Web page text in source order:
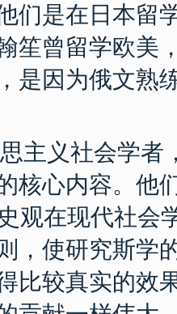
们是在日本留
笙曾留学欧美
是因为俄文熟
主义社会学者
核心内容。他
观在现代社会
，使研究斯学
比较真实的效